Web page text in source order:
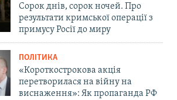
Сорок днів, сорок ночей. Про
результати кримської операції з
примусу Росії до миру
ПОЛІТИКА
«Короткострокова акція
перетворилася на війну на
виснаження»: Як пропаганда РФ